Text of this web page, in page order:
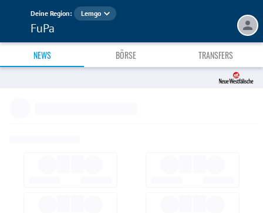
Deine Region: Lemgo
FuPa
NEWS BÖRSE TRANSFERS